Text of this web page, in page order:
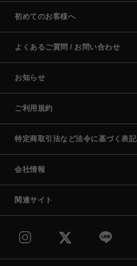
初めてのお客様へ
よくあるご質問 / お問い合わせ
お知らせ
ご利用規約
特定商取引法など法令に基づく表記
会社情報
関連サイト